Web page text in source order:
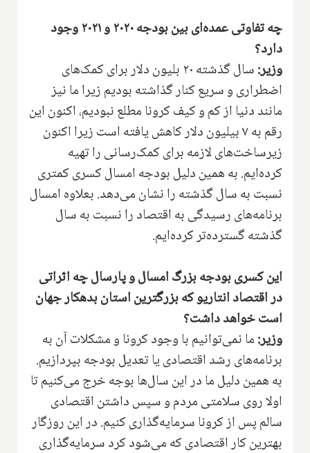
چه تفاوتی عمده‌ای بین بودجه ۲۰۲۰ و ۲۰۲۱ وجود
دارد؟
وزیر:
سال گذشته ۲۰ بلیون دلار برای کمک‌های
اضطراری و سریع کنار گذاشته بودیم زیرا ما نیز
مانند دنیا از کم و کیف کرونا مطلع نبودیم، اکنون این
رقم به ۷ بیلیون دلار کاهش یافته است زیرا اکنون
زیرساخت‌های لازمه برای کمک‌رسانی را تهیه
کرده‌ایم. به همین دلیل بودجه امسال کسری کمتری
نسبت به سال گذشته را نشان می‌دهد. بعلاوه امسال
برنامه‌های رسیدگی به اقتصاد را نسبت به سال
گذشته گسترده‌تر کرده‌ایم.
این کسری بودجه بزرگ امسال و پارسال چه اثراتی
در اقتصاد انتاریو که بزرگترین استان بدهکار جهان
است خواهد داشت؟
وزیر:ما نمی‌توانیم با وجود کرونا و مشکلات آن به
برنامه‌های رشد اقتصادی یا تعدیل بودجه بپردازیم.
به همین دلیل ما در این سال‌ها بوجه خرج می‌کنیم تا
اولا روی سلامتی مردم و سپس داشتن اقتصادی
سالم پس از کرونا سرمایه‌گذاری کنیم. در این روزگار
بهترین کار اقتصادی که می‌شود کرد سرمایه‌گذاری